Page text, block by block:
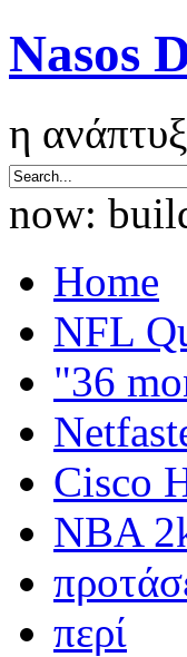
Nasos
η
now:
Home
NFL
"36
Cisco
NBA
περί